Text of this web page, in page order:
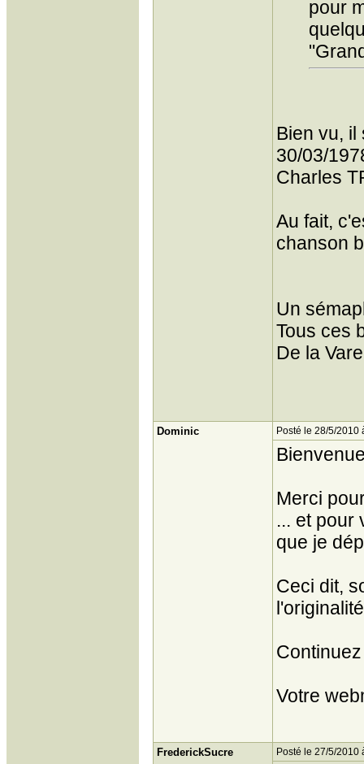
pour
Bien vu, il
30/03/
Charles
Au fait,
chanson
Un
Tous ces
De la
Dominic Posté le 28/5/2010
Merci
... et pour
que je
Ceci dit,
Votre
FrederickSucre Posté le 27/5/2010